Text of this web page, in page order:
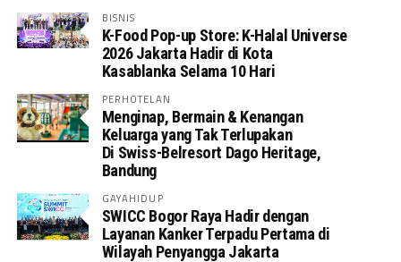
BISNIS
K-Food Pop-up Store: K-Halal Universe
2026 Jakarta Hadir di Kota
Kasablanka Selama 10 Hari
PERHOTELAN
Menginap, Bermain & Kenangan
Keluarga yang Tak Terlupakan
Di Swiss-Belresort Dago Heritage,
Bandung
GAYAHIDUP
SWICC Bogor Raya Hadir dengan
Layanan Kanker Terpadu Pertama di
Wilayah Penyangga Jakarta